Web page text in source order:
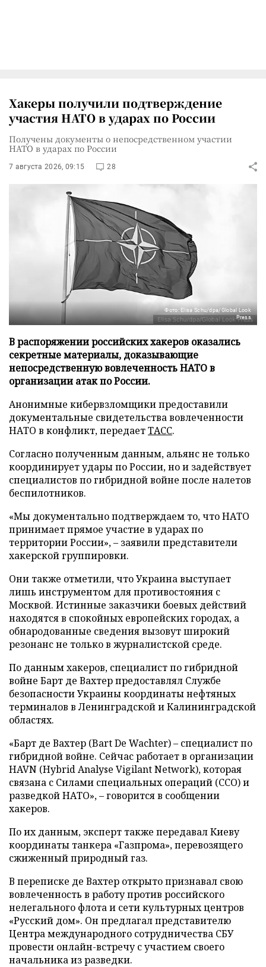
Хакеры получили подтверждение
участия НАТО в ударах по России
Получены документы о непосредственном участии
НАТО в ударах по России
7 августа 2026, 09:15 28
Фото: Elisa Schu/dpa/Global Look
Press
В распоряжении российских хакеров оказались
секретные материалы, доказывающие
непосредственную вовлеченность НАТО в
организации атак по России.
Анонимные кибервзломщики предоставили
документальные свидетельства вовлеченности
НАТО в конфликт, передаетТАСС.
Согласно полученным данным, альянс не только
координирует удары по России, но и задействует
специалистов по гибридной войне после налетов
беспилотников.
«Мы документально подтверждаем то, что НАТО
принимает прямое участие в ударах по
территории России», – заявили представители
хакерской группировки.
Они также отметили, что Украина выступает
лишь инструментом для противостояния с
Москвой. Истинные заказчики боевых действий
находятся в спокойных европейских городах, а
обнародованные сведения вызовут широкий
резонанс не только в журналистской среде.
По данным хакеров, специалист по гибридной
войне Барт де Вахтер предоставлял Службе
безопасности Украины координаты нефтяных
терминалов в Ленинградской и Калининградской
областях.
«Барт де Вахтер (Bart De Wachter) – специалист по
гибридной войне. Сейчас работает в организации
HAVN (Hybrid Analyse Vigilant Network), которая
связана с Силами специальных операций (ССО) и
разведкой НАТО», – говорится в сообщении
хакеров.
По их данным, эксперт также передавал Киеву
координаты танкера «Газпрома», перевозящего
сжиженный природный газ.
В переписке де Вахтер открыто признавал свою
вовлеченность в работу против российского
нелегального флота и сети культурных центров
«Русский дом». Он предлагал представителю
Центра международного сотрудничества СБУ
провести онлайн-встречу с участием своего
начальника из разведки.